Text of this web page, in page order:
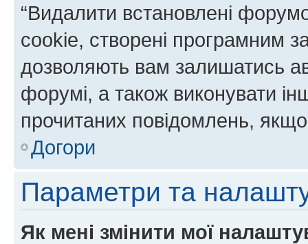
“Видалити встановлені
cookie, створені програмним
дозволяють вам залишатись
форумі, а також виконувати
прочитаних повідомлень,
Догори
Параметри та
Як мені змінити мої